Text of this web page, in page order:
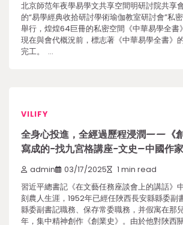
北京師范年夜學易學文共享空間明研討院共享
的“易學經典收拾研討學術瑜伽教室研討會”私
舉行，煌煌64巨冊的私密空間《中華易學全書
現在與會代概況前，標志著《中華易學全書》
完工。 …
VILIFY
全身心投進，全經過歷程浸潤——《
寫成的-找九宮格講座-文史–中國作
admin 03/17/2025 1 min read
習近平總書記《在文藝任務座談會上的講話》
刻農人生涯，1952年已經任陜西長安縣縣委副
縣委副書記職務、保存常委職務，并假寓在那
年，集中精神創作《創業史》。由於他對陜西